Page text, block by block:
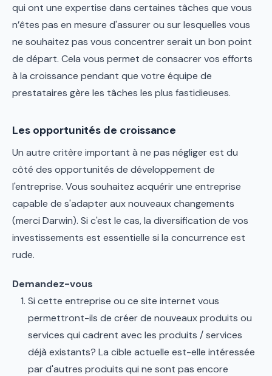
qui ont une expertise dans certaines tâches que vous
n’êtes pas en mesure d'assurer ou sur lesquelles vous
ne souhaitez pas vous concentrer serait un bon point
de départ. Cela vous permet de consacrer vos efforts
à la croissance pendant que votre équipe de
prestataires gère les tâches les plus fastidieuses.
Les opportunités de croissance
Un autre critère important à ne pas négliger est du
côté des opportunités de développement de
l'entreprise. Vous souhaitez acquérir une entreprise
capable de s'adapter aux nouveaux changements
(merci Darwin). Si c'est le cas, la diversification de vos
investissements est essentielle si la concurrence est
rude.
Demandez-vous
Si cette entreprise ou ce site internet vous
permettront-ils de créer de nouveaux produits ou
services qui cadrent avec les produits / services
déjà existants? La cible actuelle est-elle intéressée
par d'autres produits qui ne sont pas encore